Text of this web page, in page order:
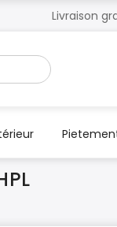
Livraison